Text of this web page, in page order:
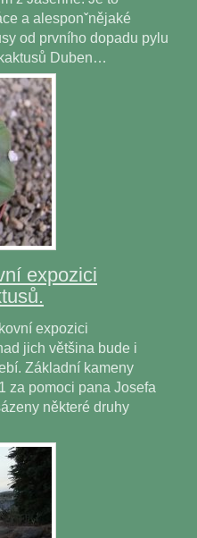
a alesponˇnějaké
od prvního dopadu pylu
Duben…
expozici
expozici
jich většina bude i
Základní kameny
za pomoci pana Josefa
některé druhy